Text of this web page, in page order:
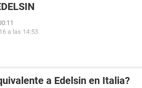
a las 14:53
a Edelsin en Italia?